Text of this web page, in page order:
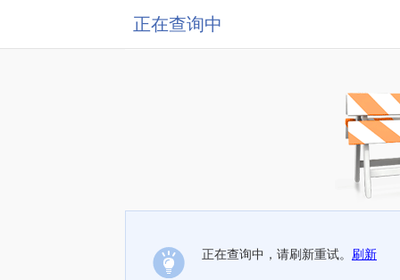
正在查询中
正在查询中，请刷新重试。 刷新